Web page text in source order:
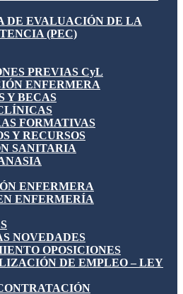
DE EVALUACIÓN DE LA
(PEC)
PREVIAS CyL
ENFERMERA
Y BECAS
FORMATIVAS
Y RECURSOS
SANITARIA
ENFERMERA
ENFERMERÍA
NOVEDADES
OPOSICIONES
DE EMPLEO – LEY